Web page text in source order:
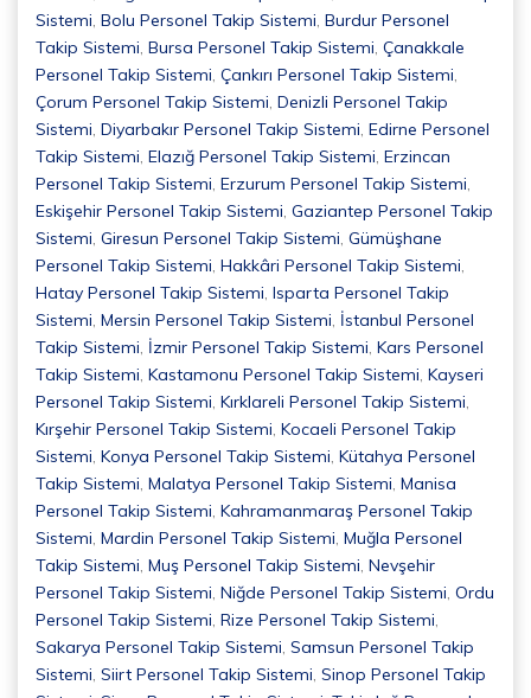
Sistemi, Bolu Personel Takip Sistemi, Burdur Personel
Takip Sistemi, Bursa Personel Takip Sistemi, Çanakkale
Personel Takip Sistemi, Çankırı Personel Takip Sistemi,
Çorum Personel Takip Sistemi, Denizli Personel Takip
Sistemi, Diyarbakır Personel Takip Sistemi, Edirne Personel
Takip Sistemi, Elazığ Personel Takip Sistemi, Erzincan
Personel Takip Sistemi, Erzurum Personel Takip Sistemi,
Eskişehir Personel Takip Sistemi, Gaziantep Personel Takip
Sistemi, Giresun Personel Takip Sistemi, Gümüşhane
Personel Takip Sistemi, Hakkâri Personel Takip Sistemi,
Hatay Personel Takip Sistemi, Isparta Personel Takip
Sistemi, Mersin Personel Takip Sistemi, İstanbul Personel
Takip Sistemi, İzmir Personel Takip Sistemi, Kars Personel
Takip Sistemi, Kastamonu Personel Takip Sistemi, Kayseri
Personel Takip Sistemi, Kırklareli Personel Takip Sistemi,
Kırşehir Personel Takip Sistemi, Kocaeli Personel Takip
Sistemi, Konya Personel Takip Sistemi, Kütahya Personel
Takip Sistemi, Malatya Personel Takip Sistemi, Manisa
Personel Takip Sistemi, Kahramanmaraş Personel Takip
Sistemi, Mardin Personel Takip Sistemi, Muğla Personel
Takip Sistemi, Muş Personel Takip Sistemi, Nevşehir
Personel Takip Sistemi, Niğde Personel Takip Sistemi, Ordu
Personel Takip Sistemi, Rize Personel Takip Sistemi,
Sakarya Personel Takip Sistemi, Samsun Personel Takip
Sistemi, Siirt Personel Takip Sistemi, Sinop Personel Takip